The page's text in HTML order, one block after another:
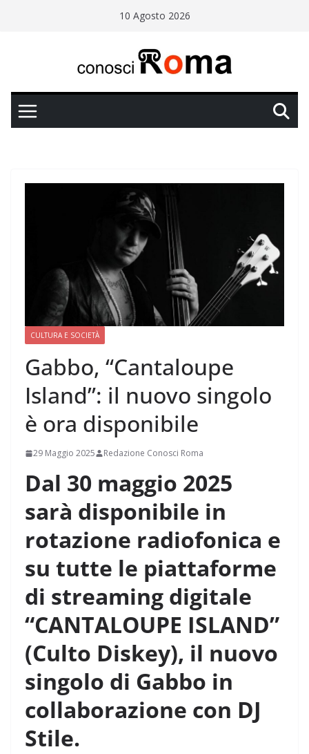
10 Agosto 2026
CULTURA E SOCIETÀ
Gabbo, “Cantaloupe
Island”: il nuovo singolo
è ora disponibile
29 Maggio 2025 Redazione Conosci Roma
Dal 30 maggio 2025
sarà disponibile in
rotazione radiofonica e
su tutte le piattaforme
di streaming digitale
“CANTALOUPE ISLAND”
(Culto Diskey), il nuovo
singolo di Gabbo in
collaborazione con DJ
Stile.